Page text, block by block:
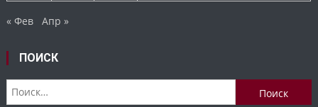
« Фев Апр »
ПОИСК
Найти: